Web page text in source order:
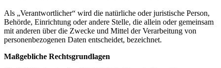
Als „Verantwortlicher“ wird die natürliche oder juristische Person,
Behörde, Einrichtung oder andere Stelle, die allein oder gemeinsam
mit anderen über die Zwecke und Mittel der Verarbeitung von
personenbezogenen Daten entscheidet, bezeichnet.
Maßgebliche Rechtsgrundlagen